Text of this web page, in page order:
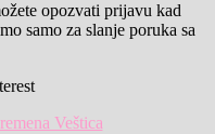
opozvati prijavu kad
samo za slanje poruka sa
Veštica